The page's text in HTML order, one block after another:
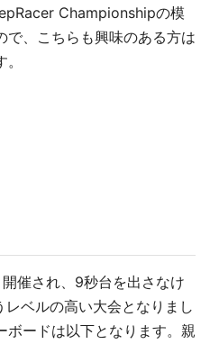
Championshipの模
で、こちらも興味のある方は
催され、9秒台を出さなけ
ベルの高い大会となりまし
ボードは以下となります。親